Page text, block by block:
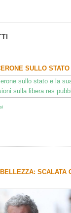
SULLO
SCALATA